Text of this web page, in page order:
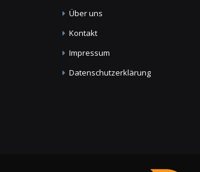
Über uns
Kontakt
Impressum
Datenschutzerklärung